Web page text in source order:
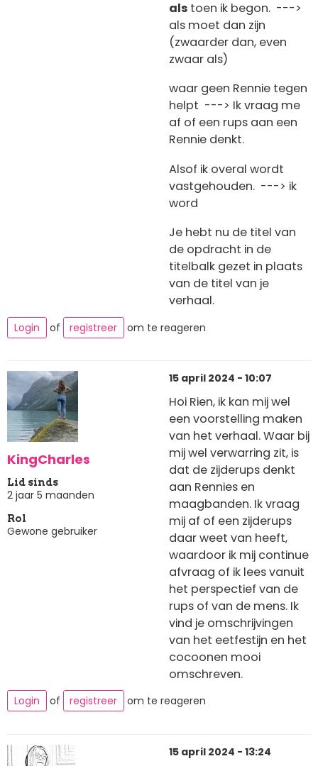
als toen ik begon. --->
als moet dan zijn
(zwaarder dan, even
zwaar als)
waar geen Rennie tegen
helpt ---> Ik vraag me
af of een rups aan een
Rennie denkt.
Alsof ik overal wordt
vastgehouden. ---> ik
word
Je hebt nu de titel van
de opdracht in de
titelbalk gezet in plaats
van de titel van je
verhaal.
Login of registreer om te reageren
KingCharles
Lid sinds
2 jaar 5 maanden
Rol
Gewone gebruiker
15 april 2024 - 10:07
Hoi Rien, ik kan mij wel
een voorstelling maken
van het verhaal. Waar bij
mij wel verwarring zit, is
dat de zijderups denkt
aan Rennies en
maagbanden. Ik vraag
mij af of een zijderups
daar weet van heeft,
waardoor ik mij continue
afvraag of ik lees vanuit
het perspectief van de
rups of van de mens. Ik
vind je omschrijvingen
van het eetfestijn en het
cocoonen mooi
omschreven.
Login of registreer om te reageren
15 april 2024 - 13:24